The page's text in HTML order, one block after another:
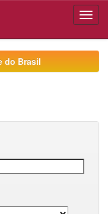
do Brasil